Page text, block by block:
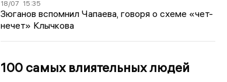
18/07 15:35
Зюганов вспомнил Чапаева, говоря о схеме «чет-
нечет» Клычкова
100 самых влиятельных людей